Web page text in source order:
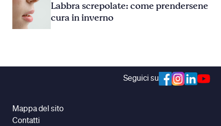
Labbra screpolate: come prendersene
cura in inverno
Seguici su
Mappa del sito
Contatti